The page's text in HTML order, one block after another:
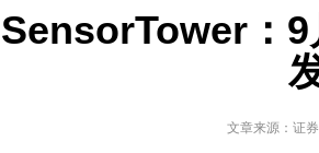
SensorTower：9
文章来源：证